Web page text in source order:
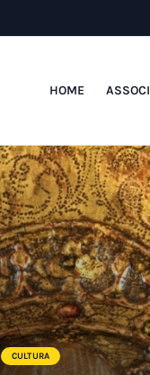
HOME
CULTURA